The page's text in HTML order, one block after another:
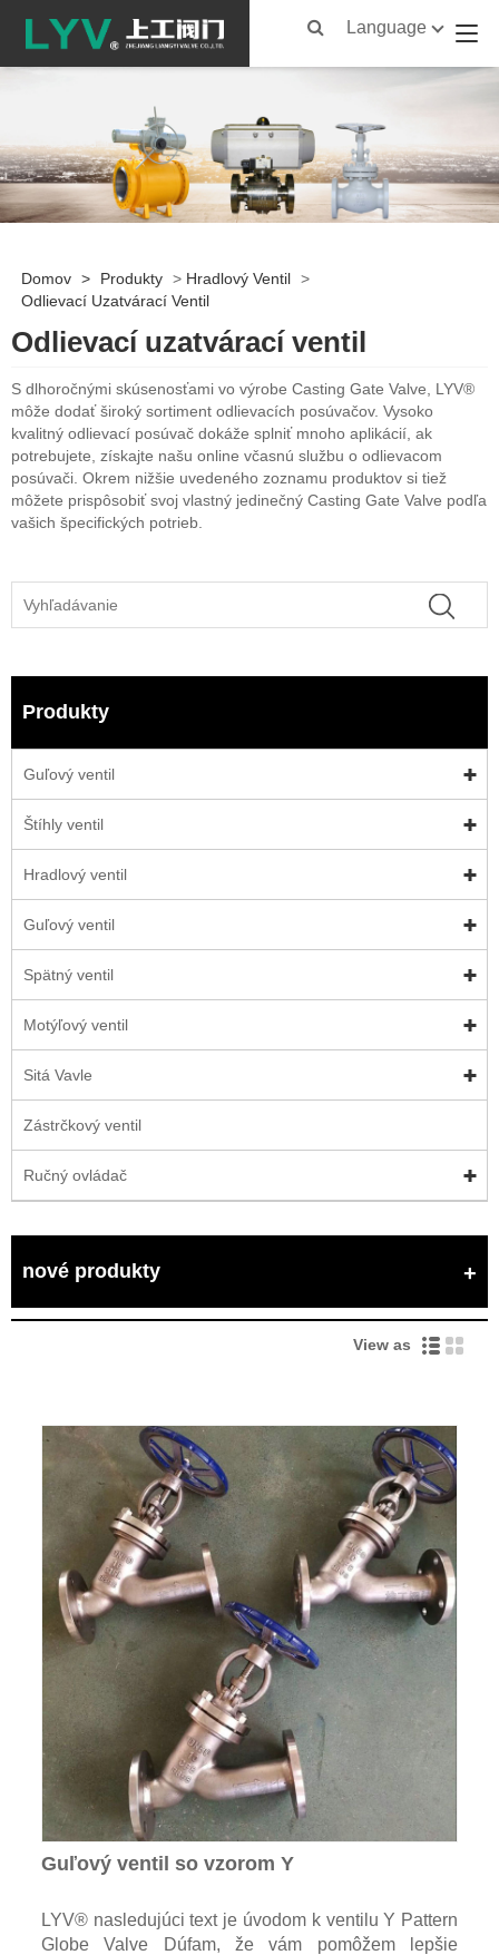
Language
Domov > Produkty > Hradlový Ventil >
Odlievací Uzatvárací Ventil
Odlievací uzatvárací ventil
S dlhoročnými skúsenosťami vo výrobe Casting Gate Valve, LYV®
môže dodať široký sortiment odlievacích posúvačov. Vysoko
kvalitný odlievací posúvač dokáže splniť mnoho aplikácií, ak
potrebujete, získajte našu online včasnú službu o odlievacom
posúvači. Okrem nižšie uvedeného zoznamu produktov si tiež
môžete prispôsobiť svoj vlastný jedinečný Casting Gate Valve podľa
vašich špecifických potrieb.
Produkty
Guľový ventil
Štíhly ventil
Hradlový ventil
Guľový ventil
Spätný ventil
Motýľový ventil
Sitá Vavle
Zástrčkový ventil
Ručný ovládač
nové produkty
View as
Guľový ventil so vzorom Y
LYV® nasledujúci text je úvodom k ventilu Y Pattern
Globe Valve Dúfam, že vám pomôžem lepšie